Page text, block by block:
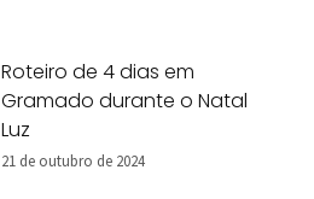
Roteiro de 4 dias em
Gramado durante o Natal
Luz
21 de outubro de 2024